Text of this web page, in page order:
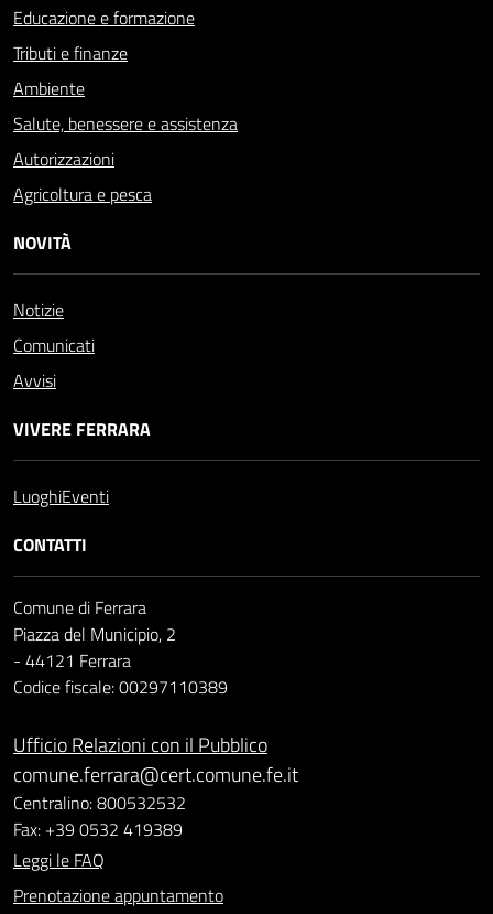
Educazione e formazione
Tributi e finanze
Ambiente
Salute, benessere e assistenza
Autorizzazioni
Agricoltura e pesca
NOVITÀ
Notizie
Comunicati
Avvisi
VIVERE FERRARA
LuoghiEventi
CONTATTI
Comune di Ferrara
Piazza del Municipio, 2
- 44121 Ferrara
Codice fiscale: 00297110389
Ufficio Relazioni con il Pubblico
comune.ferrara@cert.comune.fe.it
Centralino: 800532532
Fax: +39 0532 419389
Leggi le FAQ
Prenotazione appuntamento